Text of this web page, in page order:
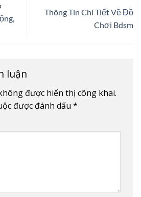
Thông Tin Chi Tiết Về Đồ
Chơi Bdsm
luận
được hiển thị công khai.
được đánh dấu *